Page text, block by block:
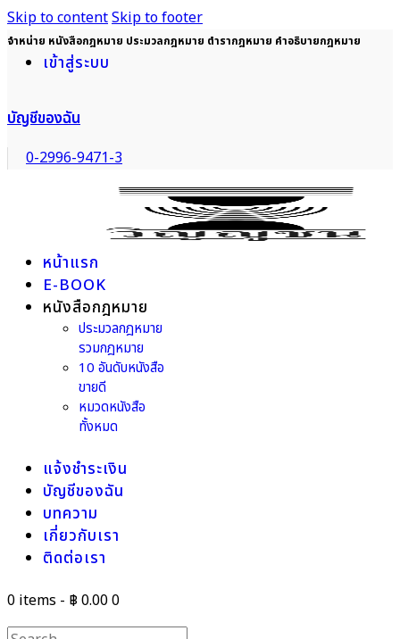
Skip to contentSkip to footer
จำหน่าย หนังสือกฎหมาย ประมวลกฎหมาย ตำรากฎหมาย คำอธิบายกฎหมาย
เข้าสู่ระบบ
บัญชีของฉัน
0-2996-9471-3
หน้าแรก
E-BOOK
หนังสือกฎหมาย
ประมวลกฎหมาย
รวมกฎหมาย
10 อันดับหนังสือ
ขายดี
หมวดหนังสือ
ทั้งหมด
แจ้งชำระเงิน
บัญชีของฉัน
บทความ
เกี่ยวกับเรา
ติดต่อเรา
0 items - ฿ 0.000